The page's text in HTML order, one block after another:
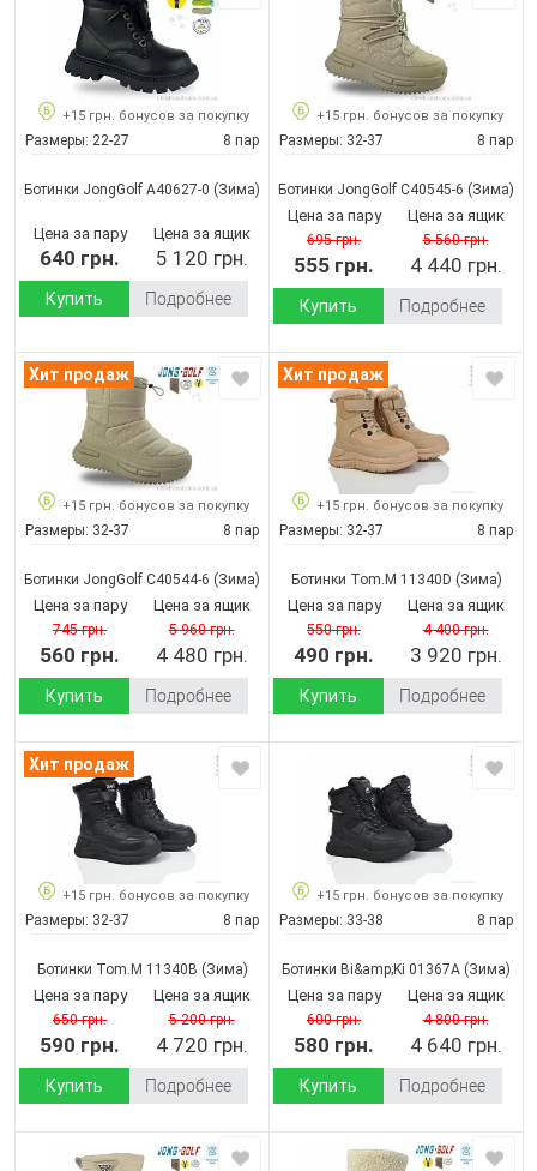
+15 грн. бонусов за покупку
Размеры: 22-27 8 пар
Ботинки JongGolf A40627-0 (Зима)
Цена за пару
640 грн.
Цена за ящик
5 120 грн.
Купить Подробнее
+15 грн. бонусов за покупку
Размеры: 32-37 8 пар
Ботинки JongGolf C40545-6 (Зима)
Цена за пару
695 грн.
555 грн.
Цена за ящик
5 560 грн.
4 440 грн.
Купить Подробнее
Хит продаж
+15 грн. бонусов за покупку
Размеры: 32-37 8 пар
Ботинки JongGolf C40544-6 (Зима)
Цена за пару
745 грн.
560 грн.
Цена за ящик
5 960 грн.
4 480 грн.
Купить Подробнее
Хит продаж
+15 грн. бонусов за покупку
Размеры: 32-37 8 пар
Ботинки Tom.M 11340D (Зима)
Цена за пару
550 грн.
490 грн.
Цена за ящик
4 400 грн.
3 920 грн.
Купить Подробнее
Хит продаж
+15 грн. бонусов за покупку
Размеры: 32-37 8 пар
Ботинки Tom.M 11340B (Зима)
Цена за пару
650 грн.
590 грн.
Цена за ящик
5 200 грн.
4 720 грн.
Купить Подробнее
+15 грн. бонусов за покупку
Размеры: 33-38 8 пар
Ботинки Bi&amp;Ki 01367A (Зима)
Цена за пару
600 грн.
580 грн.
Цена за ящик
4 800 грн.
4 640 грн.
Купить Подробнее